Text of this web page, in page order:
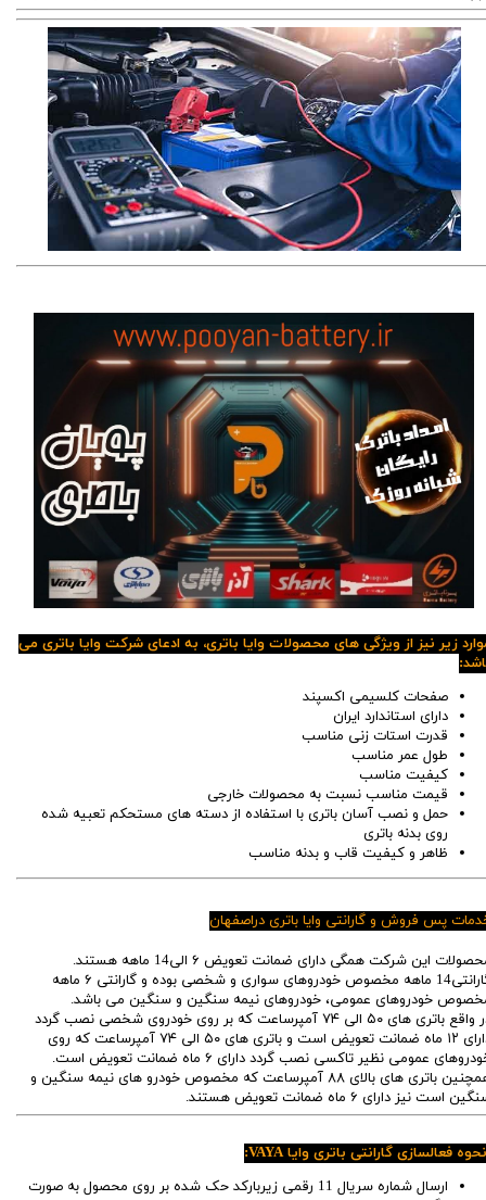
زیر نیز از ویژگی های محصولات وایا باتری، به ادعای شرکت وایا باتری می
صفحات کلسیمی اکسپند
دارای استاندارد ایران
قدرت استات زنی مناسب
طول عمر مناسب
کیفیت مناسب
قیمت مناسب نسبت به محصولات خارجی
حمل و نصب آسان باتری با استفاده از دسته های مستحکم تعبیه شده
روی بدنه باتری
ظاهر و کیفیت قاب و بدنه مناسب
پس فروش و گارانتی وایا باتری دراصفهان
محصولات این شرکت همگی دارای ضمانت تعویض ۶ الی14 ماهه هستند.
گارانتی14 ماهه مخصوص خودروهای سواری و شخصی بوده و گارانتی ۶ ماهه
خودروهای عمومی، خودروهای نیمه سنگین و سنگین می باشد.
در واقع باتری های ۵۰ الی ۷۴ آمپرساعت که بر روی خودروی شخصی نصب گردد
دارای ۱۲ ماه ضمانت تعویض است و باتری های ۵۰ الی ۷۴ آمپرساعت که روی
خودروهای عمومی نظیر تاکسی نصب گردد دارای ۶ ماه ضمانت تعویض است.
همچنین باتری های بالای ۸۸ آمپرساعت که مخصوص خودرو های نیمه سنگین و
است نیز دارای ۶ ماه ضمانت تعویض هستند.
نحوه فعالسازی گارانتی باتری وایا VAYA:
ارسال شماره سریال 11 رقمی زیربارکد حک شده بر روی محصول به صورت